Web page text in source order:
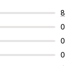
8
0
0
0